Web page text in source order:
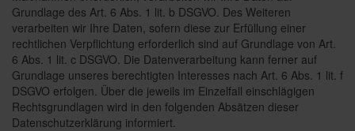
Grundlage des Art. 6 Abs. 1 lit. b DSGVO. Des Weiteren
verarbeiten wir Ihre Daten, sofern diese zur Erfüllung einer
rechtlichen Verpflichtung erforderlich sind auf Grundlage von Art.
6 Abs. 1 lit. c DSGVO. Die Datenverarbeitung kann ferner auf
Grundlage unseres berechtigten Interesses nach Art. 6 Abs. 1 lit. f
DSGVO erfolgen. Über die jeweils im Einzelfall einschlägigen
Rechtsgrundlagen wird in den folgenden Absätzen dieser
Datenschutzerklärung informiert.